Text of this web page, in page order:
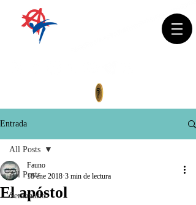
Entrada
All Posts
Semanario
All Posts
El apóstol
Fauno
18 ene 2018 3 min de lectura